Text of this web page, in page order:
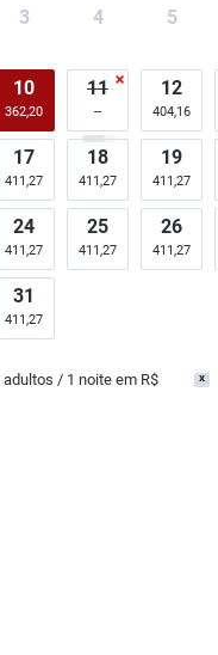
3 4 5
10
362,20
11 12
404,16
17
411,27
18
411,27
19
411,27
24
411,27
25
411,27
26
411,27
31
411,27
adultos / 1 noite em R$ x